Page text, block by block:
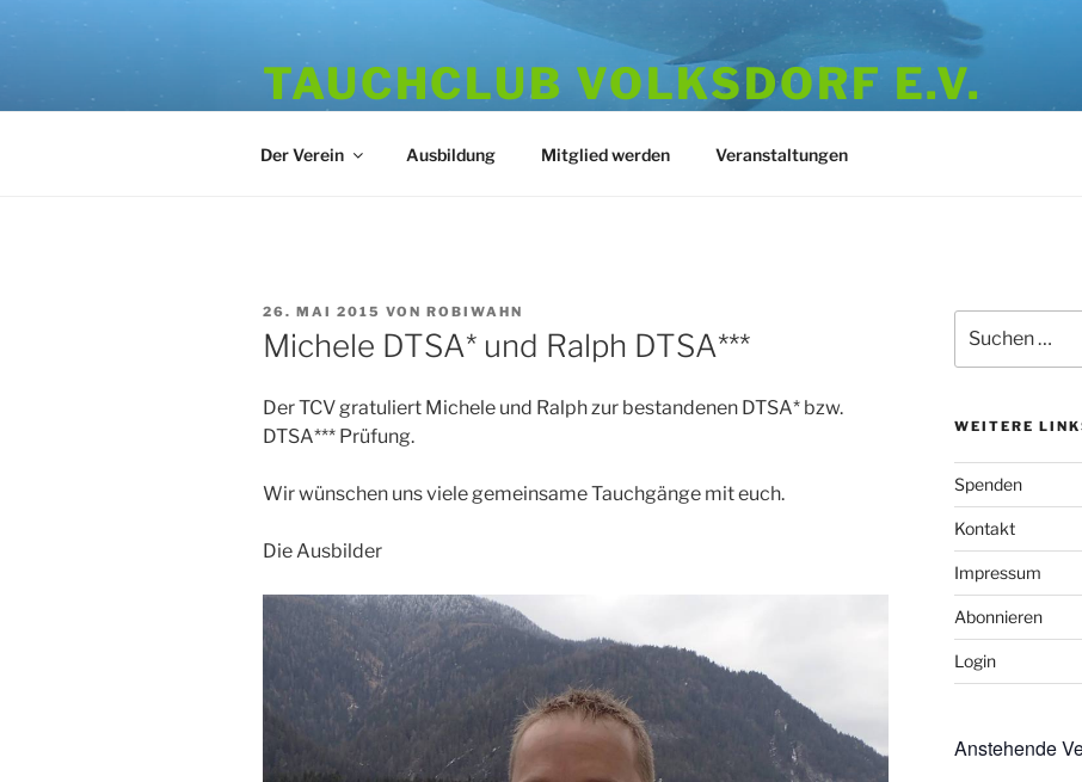
TAUCHCLUB VOLKSDORF E.V.
Der Verein Ausbildung Mitglied werden Veranstaltungen
VERÖFFENTLICHT
AM
26. MAI 2015 VON ROBIWAHN
Michele DTSA* und Ralph DTSA***
Der TCV gratuliert Michele und Ralph zur bestandenen DTSA* bzw.
DTSA*** Prüfung.
Wir wünschen uns viele gemeinsame Tauchgänge mit euch.
Die Ausbilder
nach:
WEITERE
Spenden
Kontakt
Impressum
Abonnieren
Login
Anstehende